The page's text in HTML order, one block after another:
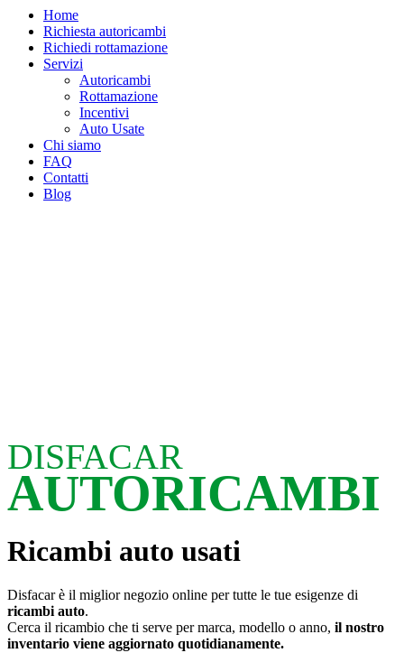
Home
Richiesta autoricambi
Richiedi rottamazione
Servizi
Autoricambi
Rottamazione
Incentivi
Auto Usate
Chi siamo
FAQ
Contatti
Blog
DISFACAR
AUTORICAMBI
Ricambi auto usati
Disfacar è il miglior negozio online per tutte le tue esigenze di
ricambi auto.
Cerca il ricambio che ti serve per marca, modello o anno, il nostro
inventario viene aggiornato quotidianamente.